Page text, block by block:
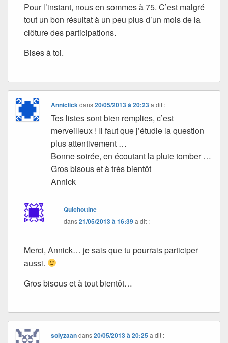
Pour l’instant, nous en sommes à 75. C’est malgré
tout un bon résultat à un peu plus d’un mois de la
clôture des participations.
Bises à toi.
Anniclick dans20/05/2013 à 20:23 a dit :
Tes listes sont bien remplies, c’est
merveilleux ! Il faut que j’étudie la question
plus attentivement …
Bonne soirée, en écoutant la pluie tomber …
Gros bisous et à très bientôt
Annick
Quichottine
dans21/05/2013 à 16:39a dit :
Merci, Annick… je sais que tu pourrais participer
aussi.
Gros bisous et à tout bientôt…
solyzaandans20/05/2013 à 20:25 a dit :